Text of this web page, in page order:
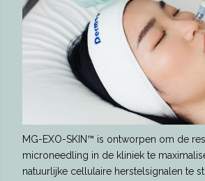
MG-EXO-SKIN™ is ontworpen om de
microneedling in de kliniek te
natuurlijke cellulaire herstelsignalen te